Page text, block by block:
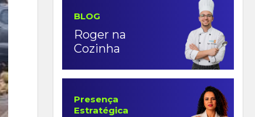
BLOG
Roger na
Cozinha
Presença
Estratégica